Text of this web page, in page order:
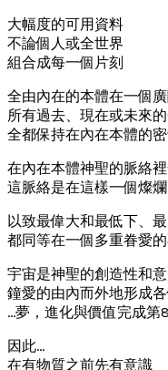
大幅度的可用資料
不論個人或全世界
組合成每一個片刻
全由內在的本體在一個
所有過去、現在或未來
全都保持在內在本體的
在內在本體神聖的脈絡
這脈絡是在這樣一個燦
以致最偉大和最低下、
都同等在一個多重眷愛
宇宙是神聖的創造性和
鐘愛的由內而外地形成
…夢，進化與價值完成第
因此…
在有物質之前先有意識